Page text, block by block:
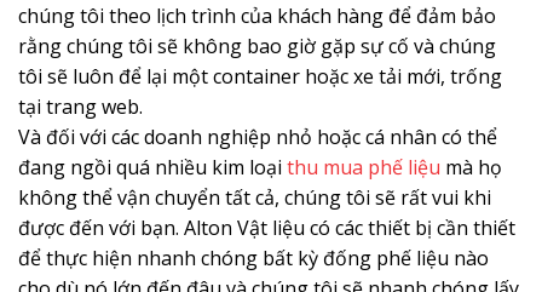
chúng tôi theo lịch trình của khách hàng để đảm bảo
rằng chúng tôi sẽ không bao giờ gặp sự cố và chúng
tôi sẽ luôn để lại một container hoặc xe tải mới, trống
tại trang web.
Và đối với các doanh nghiệp nhỏ hoặc cá nhân có thể
đang ngồi quá nhiều kim loại thu mua phế liệu mà họ
không thể vận chuyển tất cả, chúng tôi sẽ rất vui khi
được đến với bạn. Alton Vật liệu có các thiết bị cần thiết
để thực hiện nhanh chóng bất kỳ đống phế liệu nào